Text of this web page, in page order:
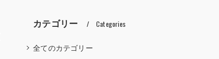
カテゴリー Categories
全てのカテゴリー